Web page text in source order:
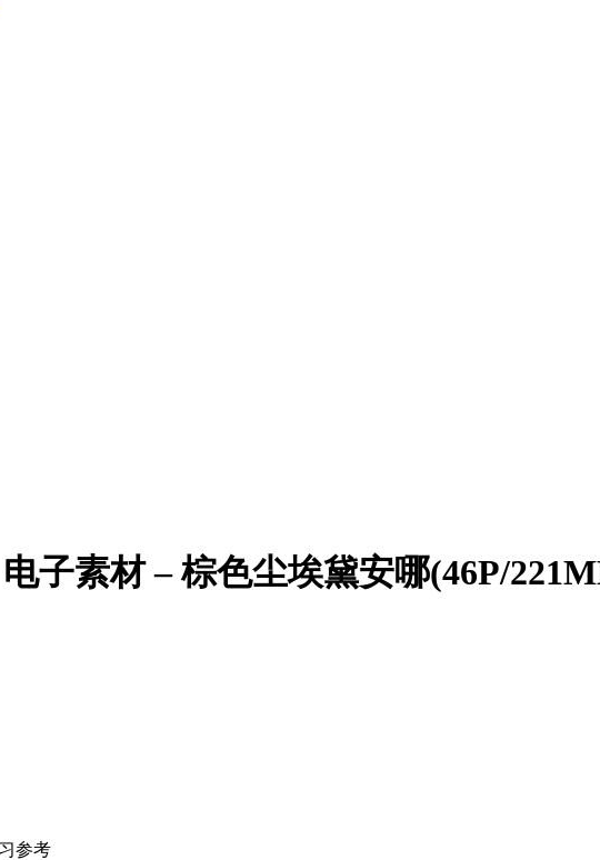
电子素材 – 棕色尘埃黛安哪(46P/
参考